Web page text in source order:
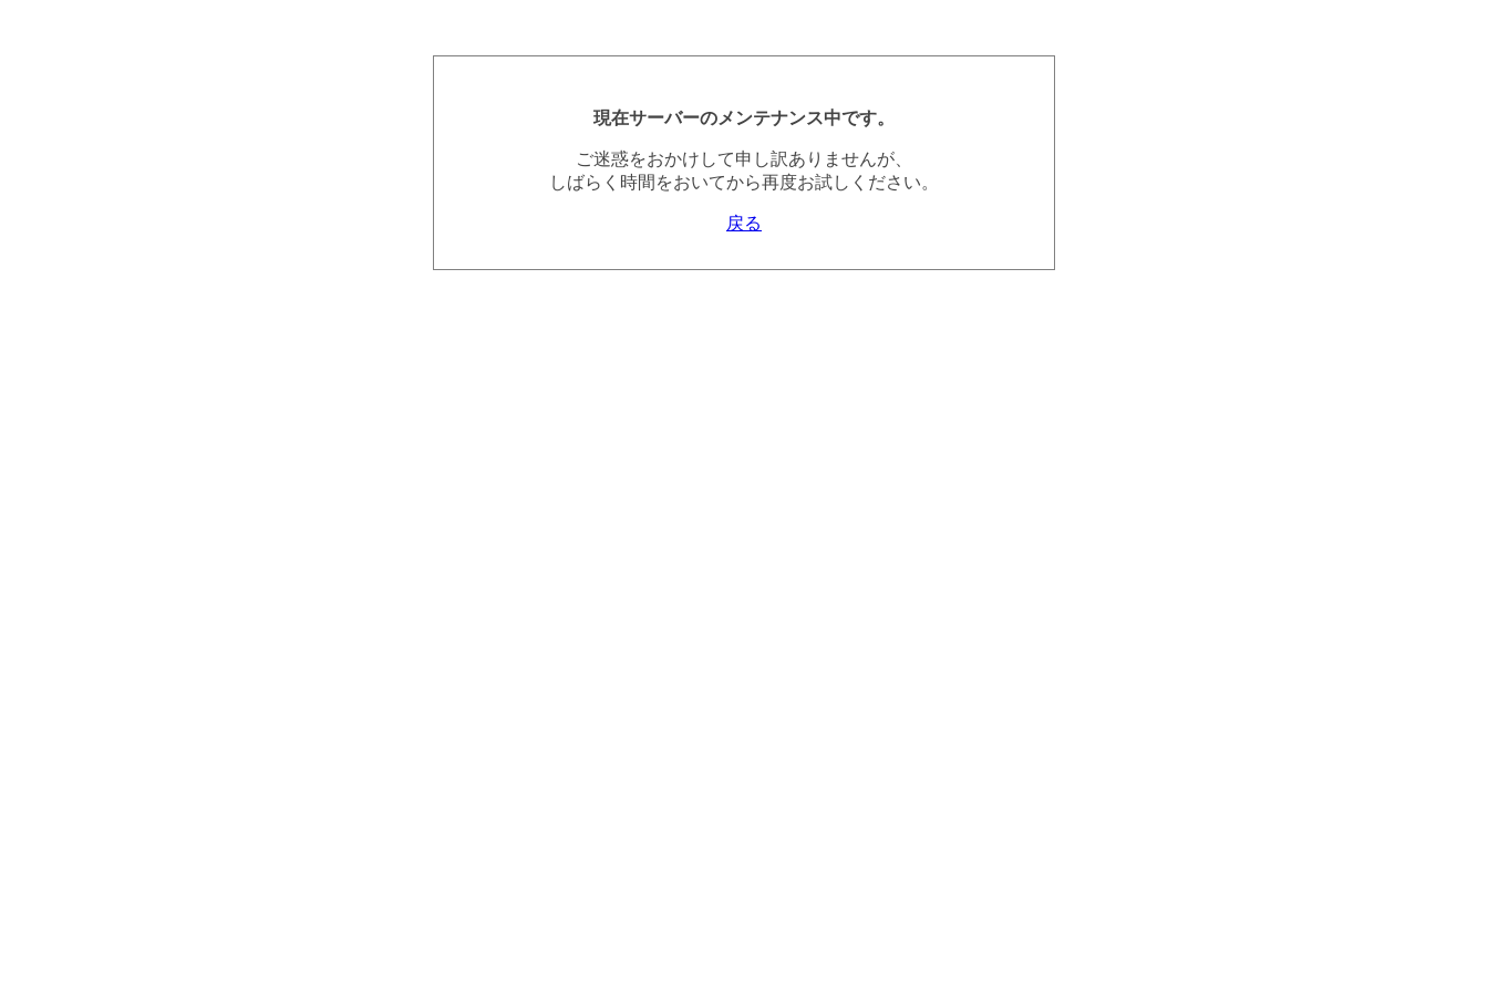
現在サーバーのメンテナンス中です。
ご迷惑をおかけして申し訳ありませんが、
しばらく時間をおいてから再度お試しください。
戻る